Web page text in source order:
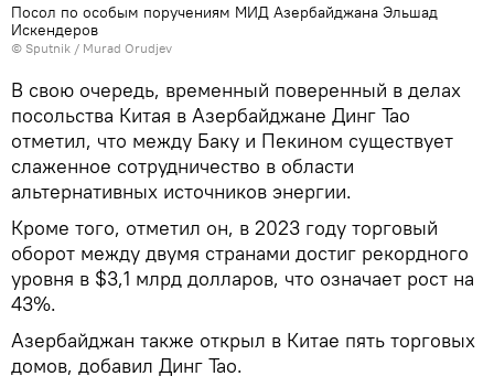
Посол по особым поручениям МИД Азербайджана Эльшад
Искендеров
© Sputnik / Murad Orudjev
В свою очередь, временный поверенный в делах
посольства Китая в Азербайджане Динг Тао
отметил, что между Баку и Пекином существует
слаженное сотрудничество в области
альтернативных источников энергии.
Кроме того, отметил он, в 2023 году торговый
оборот между двумя странами достиг рекордного
уровня в $3,1 млрд долларов, что означает рост на
43%.
Азербайджан также открыл в Китае пять торговых
домов, добавил Динг Тао.